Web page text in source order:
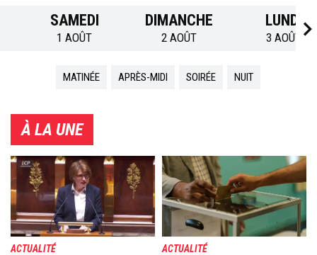
SAMEDI
1 AOÛT
DIMANCHE
2 AOÛT
LUNDI
3 AOÛT
MATINÉE APRÈS-MIDI SOIRÉE NUIT
À LA UNE
Image
ACTUALITÉ
Image
ACTUALITÉ